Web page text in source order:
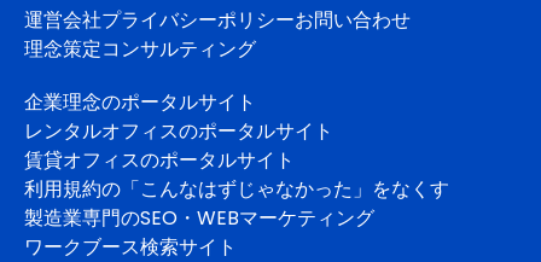
運営会社プライバシーポリシーお問い合わせ
理念策定コンサルティング
企業理念のポータルサイト
レンタルオフィスのポータルサイト
賃貸オフィスのポータルサイト
利用規約の「こんなはずじゃなかった」をなくす
製造業専門のSEO・WEBマーケティング
ワークブース検索サイト